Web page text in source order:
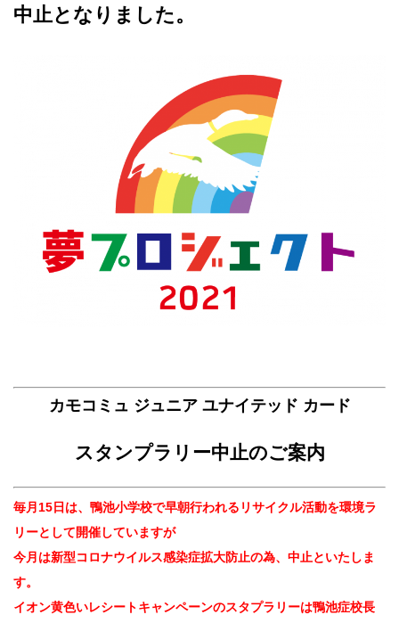
中止となりました。
カモコミュ ジュニア ユナイテッド カード
スタンプラリー中止のご案内
毎月15日は、鴨池小学校で早朝行われるリサイクル活動を環境ラ
リーとして開催していますが
今月は新型コロナウイルス感染症拡大防止の為、中止といたしま
す。
イオン黄色いレシートキャンペーンのスタプラリーは鴨池症校長